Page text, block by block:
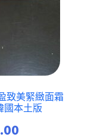
致美緊緻面霜
國本土版